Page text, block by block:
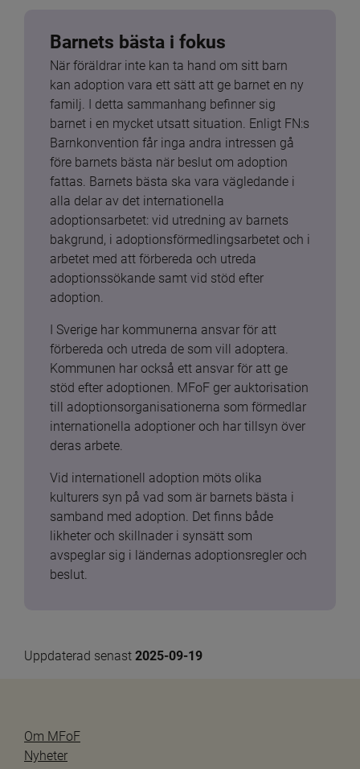
Barnets bästa i fokus
När föräldrar inte kan ta hand om sitt barn
kan adoption vara ett sätt att ge barnet en ny
familj. I detta sammanhang befinner sig
barnet i en mycket utsatt situation. Enligt FN:s
Barnkonvention får inga andra intressen gå
före barnets bästa när beslut om adoption
fattas. Barnets bästa ska vara vägledande i
alla delar av det internationella
adoptionsarbetet: vid utredning av barnets
bakgrund, i adoptionsförmedlingsarbetet och i
arbetet med att förbereda och utreda
adoptionssökande samt vid stöd efter
adoption.
I Sverige har kommunerna ansvar för att
förbereda och utreda de som vill adoptera.
Kommunen har också ett ansvar för att ge
stöd efter adoptionen. MFoF ger auktorisation
till adoptionsorganisationerna som förmedlar
internationella adoptioner och har tillsyn över
deras arbete.
Vid internationell adoption möts olika
kulturers syn på vad som är barnets bästa i
samband med adoption. Det finns både
likheter och skillnader i synsätt som
avspeglar sig i ländernas adoptionsregler och
beslut.
Uppdaterad senast 2025-09-19
Om MFoF
Nyheter